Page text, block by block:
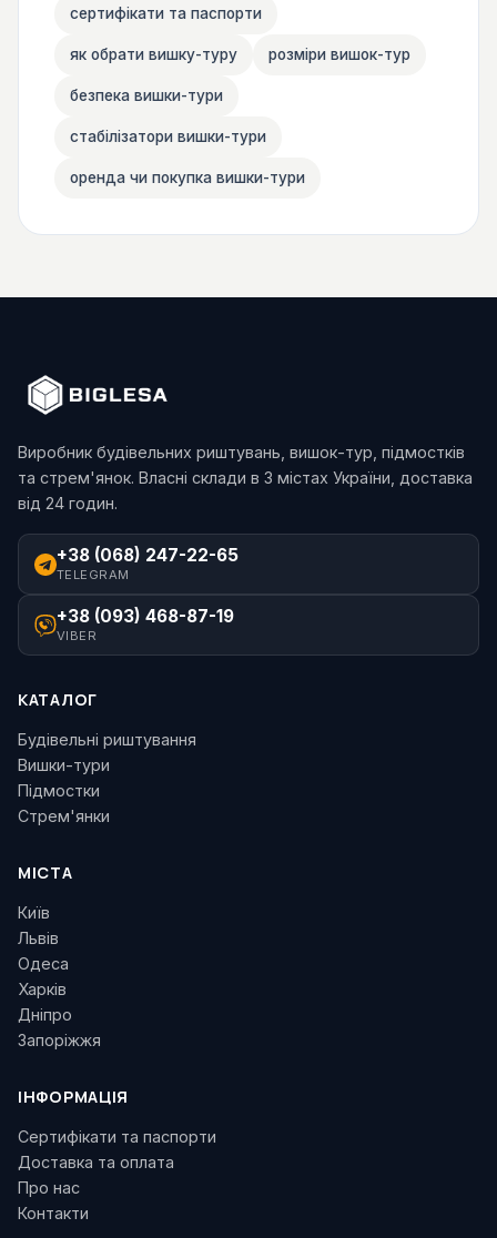
сертифікати та паспорти
як обрати вишку-туру розміри вишок-тур
безпека вишки-тури
стабілізатори вишки-тури
оренда чи покупка вишки-тури
Виробник будівельних риштувань, вишок-тур, підмостків
та стрем'янок. Власні склади в 3 містах України, доставка
від 24 годин.
+38 (068) 247-22-65
TELEGRAM
+38 (093) 468-87-19
VIBER
КАТАЛОГ
Будівельні риштування
Вишки-тури
Підмостки
Стрем'янки
МІСТА
Київ
Львів
Одеса
Харків
Дніпро
Запоріжжя
ІНФОРМАЦІЯ
Сертифікати та паспорти
Доставка та оплата
Про нас
Контакти